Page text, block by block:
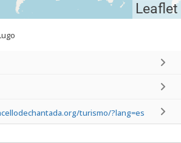
Leaflet
turismo/?lang=es